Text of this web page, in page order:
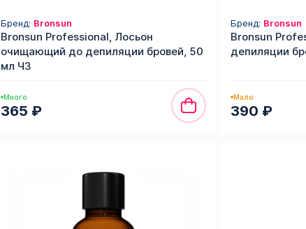
Бренд: Bronsun
Bronsun Professional, Лосьон
очищающий до депиляции бровей, 50
мл ЧЗ
Много
365 ₽
Бренд: Bronsun
Bronsun
депиляции
Мало
390 ₽